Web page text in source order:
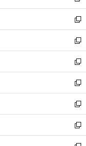
ン
ド
ウ
で
開
く
ウ
ィ
ン
ド
ウ
で
開
く
し
い
ウ
ィ
ン
ド
ウ
で
開
く
新
し
い
ウ
ィ
ン
ド
ウ
で
開
く
新
し
い
ウ
ィ
ン
ド
ウ
で
開
新
し
い
ウ
ィ
ン
ド
ウ
新
し
い
ウ
ィ
ン
新
し
い
ウ
新
し